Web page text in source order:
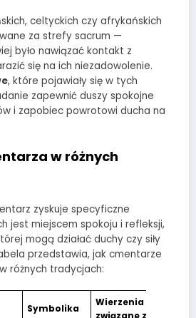
celtyckich czy afrykańskich
za strefy sacrum —
było nawiązać kontakt z
się na ich niezadowolenie.
, które pojawiały się w tych
zapewnić duszy spokojne
i zapobiec powrotowi ducha na
w różnych
zyskuje specyficzne
jest miejscem spokoju i refleksji,
mogą działać duchy czy siły
przedstawia, jak cmentarze
różnych tradycjach:
Symbolika
Wierzenia
związane z